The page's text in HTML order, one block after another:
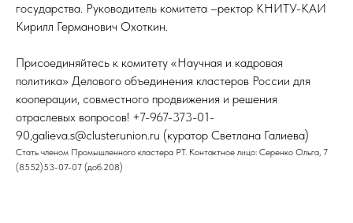
государства. Руководитель комитета –ректор КНИТУ-КАИ
Кирилл Германович Охоткин.
Присоединяйтесь к комитету «Научная и кадровая
политика» Делового объединения кластеров России для
кооперации, совместного продвижения и решения
отраслевых вопросов! +7-967-373-01-
90,galieva.s@clusterunion.ru (куратор Светлана Галиева)
Стать членом Промышленного кластера РТ. Контактное лицо: Серенко Ольга, 7
(8552)53-07-07 (доб.208)